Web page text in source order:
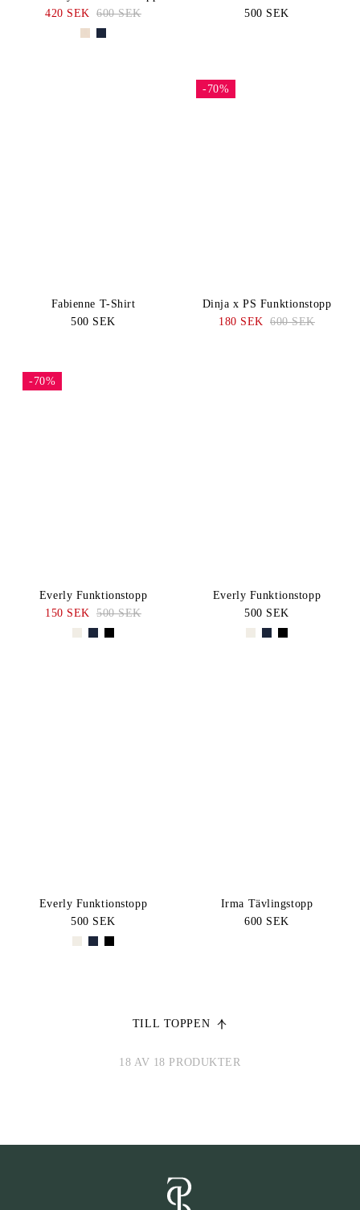
420 SEK 600 SEK
500 SEK
Fabienne T-Shirt
500 SEK
-70%
Dinja x PS Funktionstopp
180 SEK 600 SEK
-70%
Everly Funktionstopp
150 SEK 500 SEK
Everly Funktionstopp
500 SEK
Everly Funktionstopp
500 SEK
Irma Tävlingstopp
600 SEK
TILL TOPPEN
18 AV 18 PRODUKTER